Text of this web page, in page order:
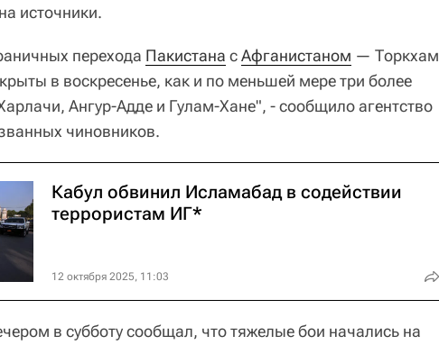
источники.
перехода Пакистана сАфганистаном — Торкхам
в воскресенье, как и по меньшей мере три более
Ангур-Адде и Гулам-Хане", - сообщило агентство
чиновников.
Кабул обвинил Исламабад в содействии
террористам ИГ*
12 октября 2025, 11:03
в субботу сообщал, что тяжелые бои начались на